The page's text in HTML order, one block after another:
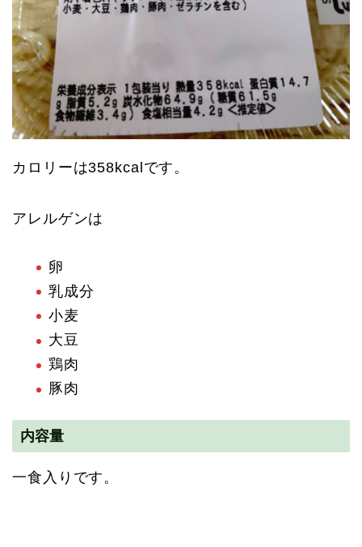
カロリーは358kcalです。
アレルゲンは
卵
乳成分
小麦
大豆
鶏肉
豚肉
内容量
一食入りです。